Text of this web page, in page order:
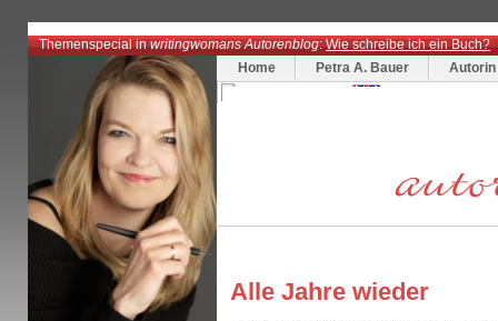
Themenspecial inwritingwomans Autorenblog:Wie schreibe ich ein Buch?
Home
Petra A. Bauer Autorin
Alle Jahre wieder